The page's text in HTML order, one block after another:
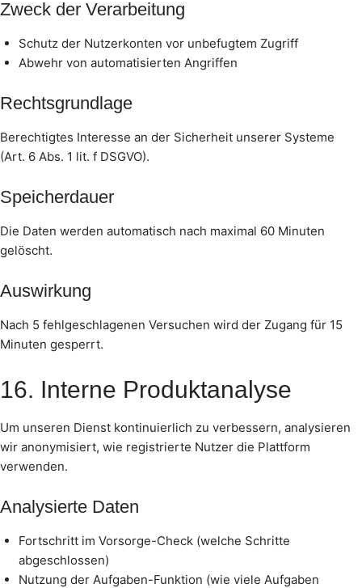
Zweck der Verarbeitung
Schutz der Nutzerkonten vor unbefugtem Zugriff
Abwehr von automatisierten Angriffen
Rechtsgrundlage
Berechtigtes Interesse an der Sicherheit unserer Systeme
(Art. 6 Abs. 1 lit. f DSGVO).
Speicherdauer
Die Daten werden automatisch nach maximal 60 Minuten
gelöscht.
Auswirkung
Nach 5 fehlgeschlagenen Versuchen wird der Zugang für 15
Minuten gesperrt.
16. Interne Produktanalyse
Um unseren Dienst kontinuierlich zu verbessern, analysieren
wir anonymisiert, wie registrierte Nutzer die Plattform
verwenden.
Analysierte Daten
Fortschritt im Vorsorge-Check (welche Schritte
abgeschlossen)
Nutzung der Aufgaben-Funktion (wie viele Aufgaben